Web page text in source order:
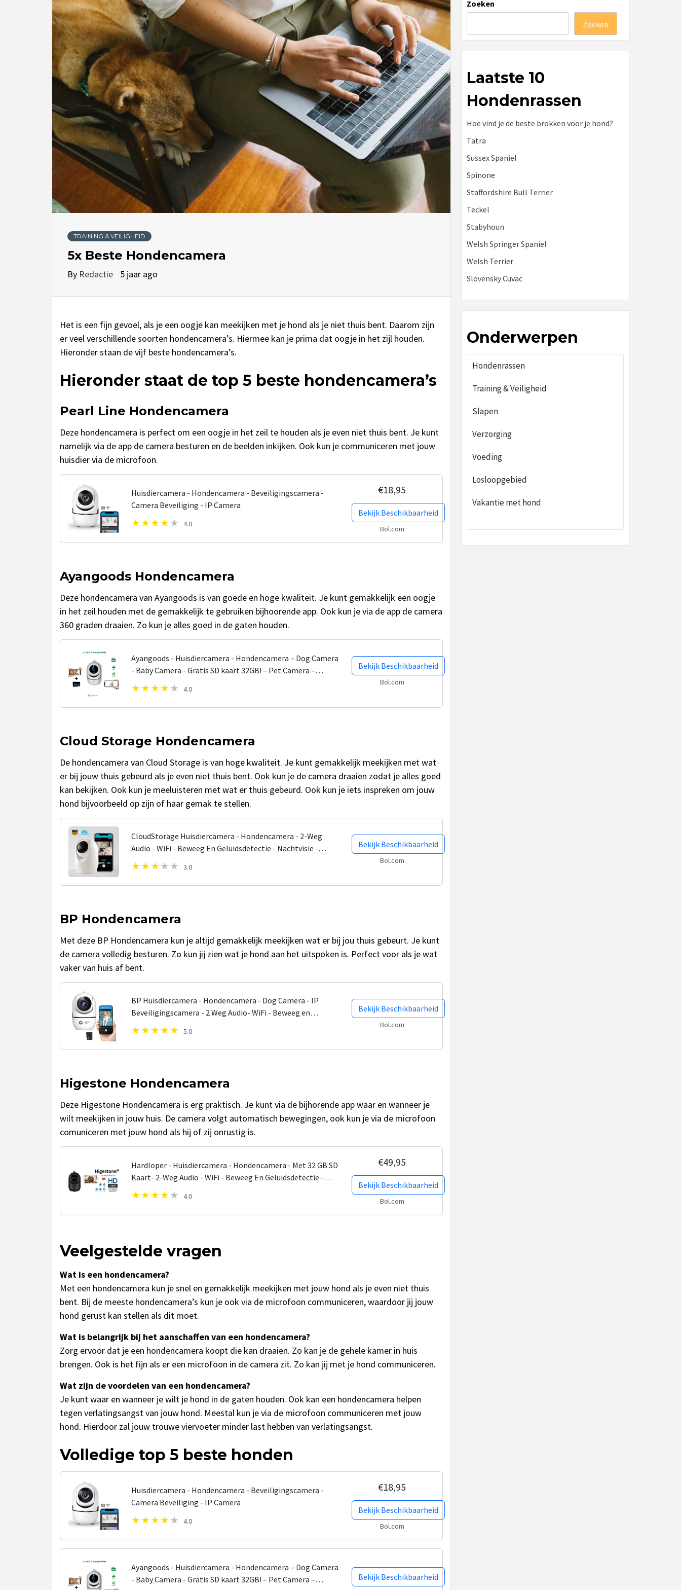
TRAINING & VEILIGHEID
5x Beste Hondencamera
By Redactie 5 jaar ago
Het is een fijn gevoel, als je een oogje kan meekijken met je hond als je niet thuis bent. Daarom zijn
er veel verschillende soorten hondencamera’s. Hiermee kan je prima dat oogje in het zijl houden.
Hieronder staan de vijf beste hondencamera’s.
Hieronder staat de top 5 beste hondencamera’s
Pearl Line Hondencamera
Deze hondencamera is perfect om een oogje in het zeil te houden als je even niet thuis bent. Je kunt
namelijk via de app de camera besturen en de beelden inkijken. Ook kun je communiceren met jouw
huisdier via de microfoon.
Huisdiercamera - Hondencamera - Beveiligingscamera -
Camera Beveiliging - IP Camera
4.0
€18,95
Bekijk Beschikbaarheid
Bol.com
Ayangoods Hondencamera
Deze hondencamera van Ayangoods is van goede en hoge kwaliteit. Je kunt gemakkelijk een oogje
in het zeil houden met de gemakkelijk te gebruiken bijhoorende app. Ook kun je via de app de camera
360 graden draaien. Zo kun je alles goed in de gaten houden.
Ayangoods - Huisdiercamera - Hondencamera – Dog Camera
- Baby Camera - Gratis SD kaart 32GB! – Pet Camera –
Babyfoon Met Camera - Wifi - Werkt met app - Full...
4.0
Bekijk Beschikbaarheid
Bol.com
Cloud Storage Hondencamera
De hondencamera van Cloud Storage is van hoge kwaliteit. Je kunt gemakkelijk meekijken met wat
er bij jouw thuis gebeurd als je even niet thuis bent. Ook kun je de camera draaien zodat je alles goed
kan bekijken. Ook kun je meeluisteren met wat er thuis gebeurd. Ook kun je iets inspreken om jouw
hond bijvoorbeeld op zijn of haar gemak te stellen.
CloudStorage Huisdiercamera - Hondencamera - 2-Weg
Audio - WiFi - Beweeg En Geluidsdetectie - Nachtvisie -
Draadloos - Hondencamera Beelden Op Telefoon-...
3.0
Bekijk Beschikbaarheid
Bol.com
BP Hondencamera
Met deze BP Hondencamera kun je altijd gemakkelijk meekijken wat er bij jou thuis gebeurt. Je kunt
de camera volledig besturen. Zo kun jij zien wat je hond aan het uitspoken is. Perfect voor als je wat
vaker van huis af bent.
BP Huisdiercamera - Hondencamera - Dog Camera - IP
Beveiligingscamera - 2 Weg Audio- WiFi - Beweeg en
Geluidsdetectie - Nachtvisie - Draadloos - 360 Eyes App...
5.0
Bekijk Beschikbaarheid
Bol.com
Higestone Hondencamera
Deze Higestone Hondencamera is erg praktisch. Je kunt via de bijhorende app waar en wanneer je
wilt meekijken in jouw huis. De camera volgt automatisch bewegingen, ook kun je via de microfoon
comuniceren met jouw hond als hij of zij onrustig is.
Hardloper - Huisdiercamera - Hondencamera - Met 32 GB SD
Kaart- 2-Weg Audio - WiFi - Beweeg En Geluidsdetectie -
Nachtvisie - Hondencamera Beelden Op...
4.0
€49,95
Bekijk Beschikbaarheid
Bol.com
Veelgestelde vragen
Wat is een hondencamera?
Met een hondencamera kun je snel en gemakkelijk meekijken met jouw hond als je even niet thuis
bent. Bij de meeste hondencamera’s kun je ook via de microfoon communiceren, waardoor jij jouw
hond gerust kan stellen als dit moet.
Wat is belangrijk bij het aanschaffen van een hondencamera?
Zorg ervoor dat je een hondencamera koopt die kan draaien. Zo kan je de gehele kamer in huis
brengen. Ook is het fijn als er een microfoon in de camera zit. Zo kan jij met je hond communiceren.
Wat zijn de voordelen van een hondencamera?
Je kunt waar en wanneer je wilt je hond in de gaten houden. Ook kan een hondencamera helpen
tegen verlatingsangst van jouw hond. Meestal kun je via de microfoon communiceren met jouw
hond. Hierdoor zal jouw trouwe viervoeter minder last hebben van verlatingsangst.
Volledige top 5 beste honden
Huisdiercamera - Hondencamera - Beveiligingscamera -
Camera Beveiliging - IP Camera
4.0
€18,95
Bekijk Beschikbaarheid
Bol.com
Ayangoods - Huisdiercamera - Hondencamera – Dog Camera
- Baby Camera - Gratis SD kaart 32GB! – Pet Camera –
Bekijk Beschikbaarheid
Zoeken
Zoeken
Laatste 10
Hondenrassen
Hoe vind je de beste brokken voor je hond?
Tatra
Sussex Spaniel
Spinone
Staffordshire Bull Terrier
Teckel
Stabyhoun
Welsh Springer Spaniel
Welsh Terrier
Slovensky Cuvac
Onderwerpen
Hondenrassen
Training & Veiligheid
Slapen
Verzorging
Voeding
Losloopgebied
Vakantie met hond